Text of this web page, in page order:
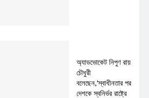
অ্যাডভোকেট নিপুণ রায়
চৌধুরী
বলেছেন,‘স্বাধীনতার পর
দেশকে স্বনির্ভর রাষ্ট্রে